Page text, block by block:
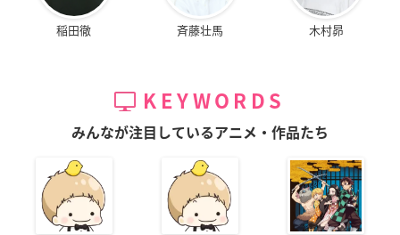
稲田徹 斉藤壮馬 木村昴
KEYWORDS
みんなが注目しているアニメ・作品たち